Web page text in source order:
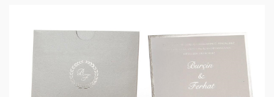
Düğün Davetiyesi
Signature Filiz Yüksekdağ 3077